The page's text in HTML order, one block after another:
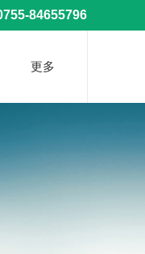
84655796
更多